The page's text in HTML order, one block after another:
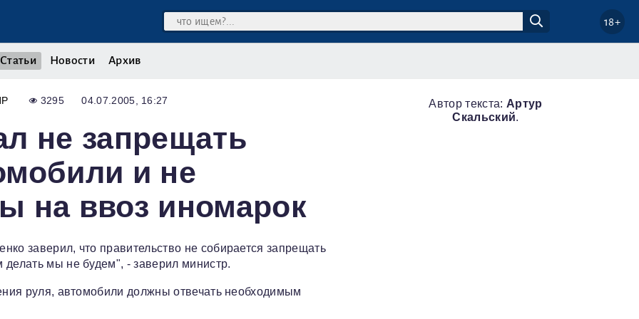
18+
Статьи Новости Архив
3295 04.07.2005, 16:27
не запрещать
и не
на ввоз иномарок
заверил, что правительство не собирается запрещать
мы не будем", - заверил министр.
руля, автомобили должны отвечать необходимым
Автор текста: Артур
Скальский.